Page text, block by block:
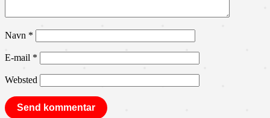
Navn *
E-mail *
Websted